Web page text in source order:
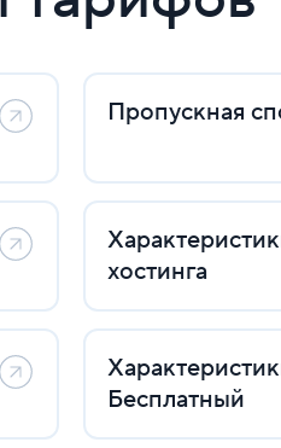
Пропускная
хостинга
Бесплатный